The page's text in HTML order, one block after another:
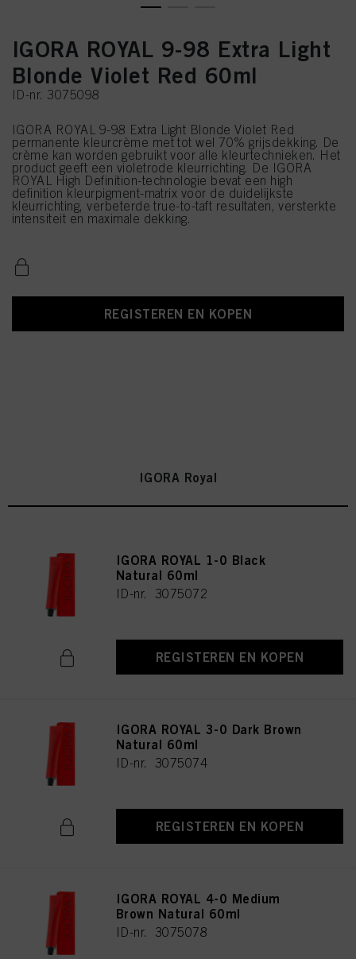
IGORA ROYAL 9-98 Extra Light
Blonde Violet Red 60ml
ID-nr. 3075098
IGORA ROYAL 9-98 Extra Light Blonde Violet Red
permanente kleurcrème met tot wel 70% grijsdekking. De
crème kan worden gebruikt voor alle kleurtechnieken. Het
product geeft een violetrode kleurrichting. De IGORA
ROYAL High Definition-technologie bevat een high
definition kleurpigment-matrix voor de duidelijkste
kleurrichting, verbeterde true-to-taft resultaten, versterkte
intensiteit en maximale dekking.
REGISTEREN EN KOPEN
IGORA Royal
IGORA ROYAL 1-0 Black
Natural 60ml
ID-nr. 3075072
REGISTEREN EN KOPEN
IGORA ROYAL 3-0 Dark Brown
Natural 60ml
ID-nr. 3075074
REGISTEREN EN KOPEN
IGORA ROYAL 4-0 Medium
Brown Natural 60ml
ID-nr. 3075078